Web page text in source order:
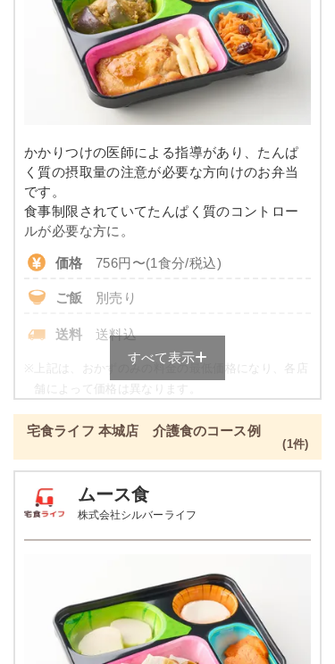
栄養素
※メニューの補足
※ その他備考
メニューは日替わりです（メニューは一例です）
塩分 1.8g
タンパク質 7.4g
脂質 10.1g
10.6g
リン 109.3mg
カリウム
コレステロール
鶏肉と茄子の和風炒め
ねぎとちくわのぬた
青菜とチャーシュの刻み炒め
ツナとキャベツの炒め物
栄養素
-
※メニューの補足
-
肉豆腐
カリフラワーのレモンマリネ
鶏団子の炊き合わせ
かかりつけの医師による指導があり、たんぱ
く質の摂取量の注意が必要な方向けのお弁当
です。
食事制限されていてたんぱく質のコントロー
ルが必要な方に。
価格 756円〜(1食分/税込)
ご飯 別売り
送料 送料込
※
上記は、おかずのみの料金の最低価格になり、各店
舗によって価格は異なります。
お問合せください。
たんぱく調整食の栄養素例
品数 4～5品
カロリー 300kcal前後
タンパク質 -
脂質 -
すべて表示
宅食ライフ 本城店 介護食のコース例
(1件)
ムース食
株式会社シルバーライフ